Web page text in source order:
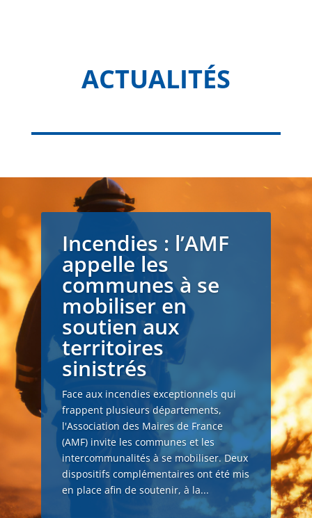
ACTUALITÉS
Incendies : l’AMF
appelle les
communes à se
mobiliser en
soutien aux
territoires
sinistrés
Face aux incendies exceptionnels qui
frappent plusieurs départements,
l'Association des Maires de France
(AMF) invite les communes et les
intercommunalités à se mobiliser. Deux
dispositifs complémentaires ont été mis
en place afin de soutenir, à la...